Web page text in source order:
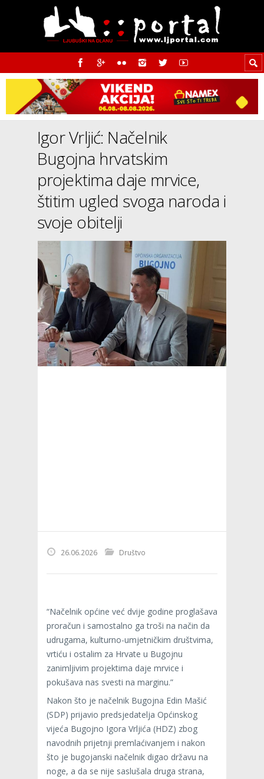
Igor Vrljić: Načelnik
Bugojna hrvatskim
projektima daje mrvice,
štitim ugled svoga naroda i
svoje obitelji
26.06.2026 Društvo
“Načelnik općine već dvije godine proglašava
proračun i samostalno ga troši na način da
udrugama, kulturno-umjetničkim društvima,
vrtiću i ostalim za Hrvate u Bugojnu
zanimljivim projektima daje mrvice i
pokušava nas svesti na marginu.”
Nakon što je načelnik Bugojna Edin Mašić
(SDP) prijavio predsjedatelja Općinskog
vijeća Bugojno Igora Vrljića (HDZ) zbog
navodnih prijetnji premlaćivanjem i nakon
što je bugojanski načelnik digao državu na
noge, a da se nije saslušala druga strana,